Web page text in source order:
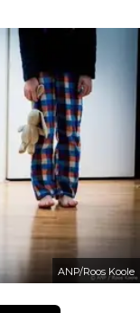
ANP/Roos Koole